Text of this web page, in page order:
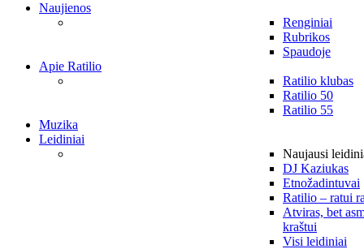
Naujienos
Renginiai
Rubrikos
Spaudoje
Apie Ratilio
Ratilio klubas
Ratilio 50
Ratilio 55
Muzika
Leidiniai
Naujausi
DJ Kaziukas
Etnožadintuvai
Ratilio – ratui
Atviras, bet
kraštui
Visi leidiniai